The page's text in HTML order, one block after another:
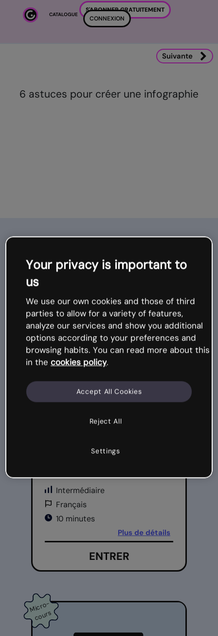
Passer au contenu principal
CATALOGUE
S'ABONNER GRATUITEMENT
CONNEXION
6 astuces pour créer une infographie
Suivante
suggéré
Mi
cr
o
-
c
o
ur
s
Intégrez Genially à vos
Intermédiaire
Français
10 minutes
Plus de détails
ENTRER
Mi
cr
o
-
c
o
ur
s
Your privacy is important to
us
We use our own cookies and those of third
parties to allow for a variety of features,
analyze our services and show you additional
options according to your preferences and
browsing habits. You can read more about this
in the cookies policy.
Reject All
Accept All Cookies
Settings